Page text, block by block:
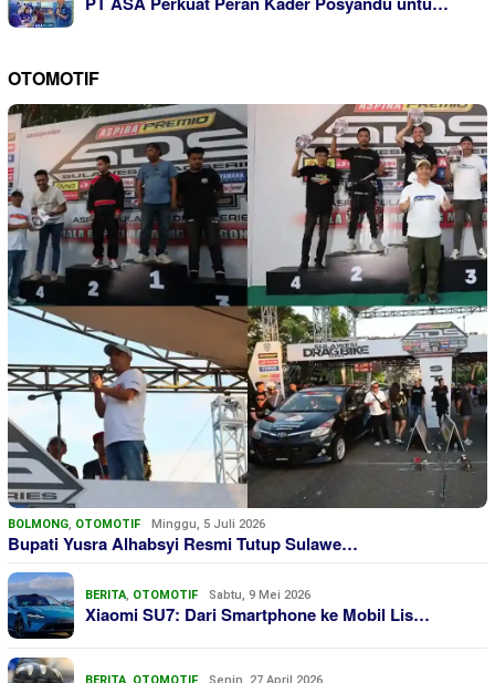
OTOMOTIF
BOLMONG, OTOMOTIF Minggu, 5 Juli 2026
Bupati Yusra Alhabsyi Resmi Tutup Sulawe…
BERITA, OTOMOTIF Sabtu, 9 Mei 2026
Xiaomi SU7: Dari Smartphone ke Mobil Lis…
BERITA, OTOMOTIF Senin, 27 April 2026